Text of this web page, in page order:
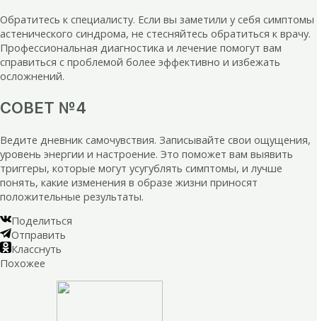
Обратитесь к специалисту. Если вы заметили у себя симптомы
астенического синдрома, не стесняйтесь обратиться к врачу.
Профессиональная диагностика и лечение помогут вам
справиться с проблемой более эффективно и избежать
осложнений.
СОВЕТ №4
Ведите дневник самочувствия. Записывайте свои ощущения,
уровень энергии и настроение. Это поможет вам выявить
триггеры, которые могут усугублять симптомы, и лучше
понять, какие изменения в образе жизни приносят
положительные результаты.
Поделиться
Отправить
Класснуть
Похожее